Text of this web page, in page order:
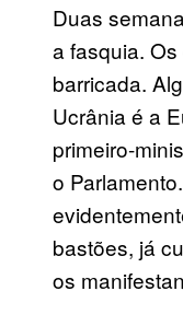
Duas
a fasquia.
barricada.
Ucrânia é a
primeiro-
o
bastões, já
os